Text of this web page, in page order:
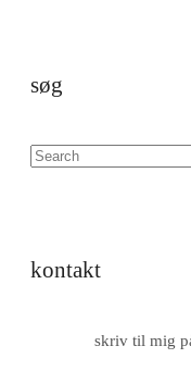
søg
kontakt
skriv til mig